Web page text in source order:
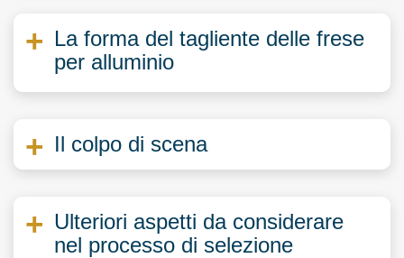
La forma del tagliente delle frese
per alluminio
Il colpo di scena
Ulteriori aspetti da considerare
nel processo di selezione